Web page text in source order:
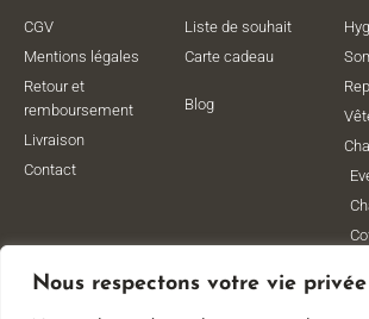
Nous respectons votre vie privée
CGV
Mentions légales
Retour et
remboursement
Livraison
Contact
Liste de souhait
Carte cadeau
Blog